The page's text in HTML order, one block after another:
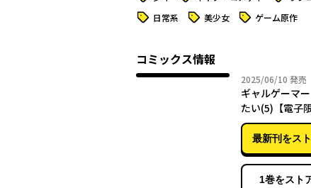
タグ 日常系 タグ 美少女 タグ ゲーム原作
コミックス情報
2025/06/10 2025
発売
ギャルゲーマ
たい(5)【電子
き】
最新刊をス
1巻をスト